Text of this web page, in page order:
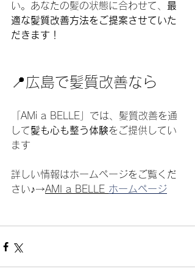
い。あなたの髪の状態に合わせて、 最
適な髪質改善方法をご提案させていた
だきます！
📍広島で髪質改善なら
「AMi a BELLE」では、髪質改善を通
して髪も心も整う体験をご提供してい
ます
詳しい情報はホームページをご覧くだ
さい♪→AMI a BELLE ホームページ